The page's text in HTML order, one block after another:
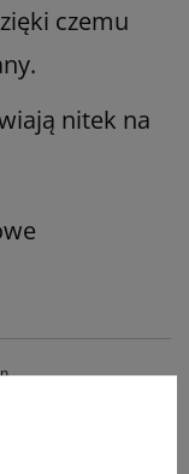
czemu
nitek na